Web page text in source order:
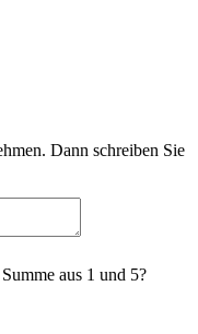
Dann schreiben Sie
aus 1 und 5?